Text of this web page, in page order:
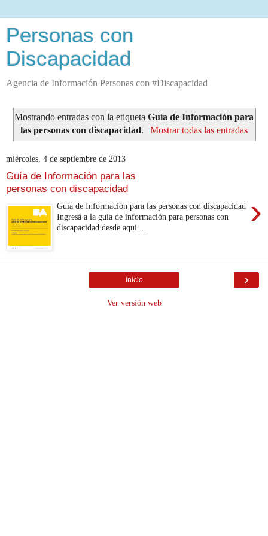
Personas con
Discapacidad
Agencia de Información Personas con #Discapacidad
Mostrando entradas con la etiqueta Guía de Información para
las personas con discapacidad. Mostrar todas las entradas
miércoles, 4 de septiembre de 2013
Guía de Información para las
personas con discapacidad
›
Guía de Información para las personas con discapacidad
Ingresá a la guia de información para personas con
discapacidad desde aqui ...
›
Inicio
Ver versión web